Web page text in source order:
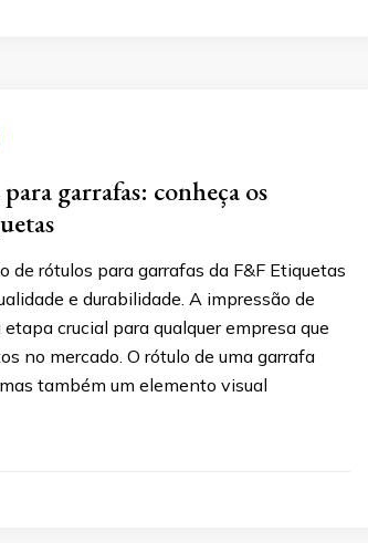
garrafas: conheça os
de rótulos para garrafas da F&F Etiquetas
e durabilidade. A impressão de
crucial para qualquer empresa que
no mercado. O rótulo de uma garrafa
também um elemento visual